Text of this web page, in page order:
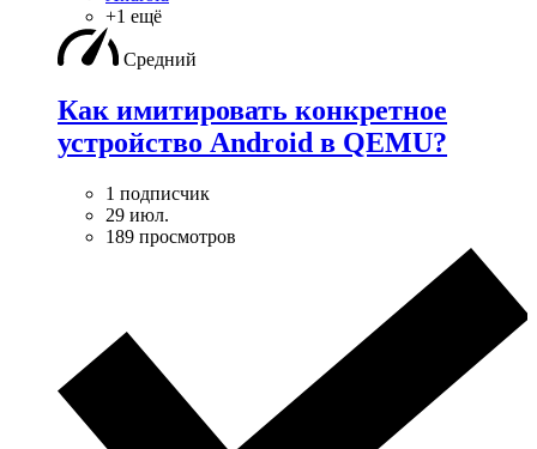
+1 ещё
Средний
Как имитировать конкретное
устройство Android в QEMU?
1 подписчик
29 июл.
189 просмотров